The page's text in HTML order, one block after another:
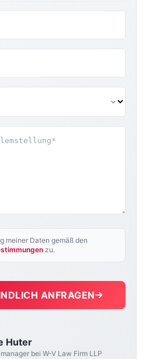
meiner Daten gemäß den
zu.
ANFRAGEN
Huter
bei W-V Law Firm LLP